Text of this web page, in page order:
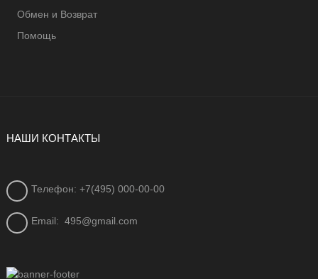
Обмен и Возврат
Помощь
НАШИ КОНТАКТЫ
Телефон: +7(495) 000-00-00
Email: 495@gmail.com